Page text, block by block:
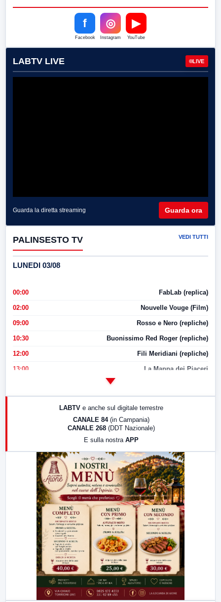
f
Facebook
◎
Instagram
▶
YouTube
LABTV LIVE LIVE
Guarda la diretta streaming Guarda ora
PALINSESTO TV VEDI TUTTI
LUNEDI 03/08
00:00 FabLab (replica)
02:00 Nouvelle Vouge (Film)
09:00 Rosso e Nero (repliche)
10:30 Buonissimo Red Roger (repliche)
12:00 Fili Meridiani (repliche)
13:00 La Mappa dei Piaceri
LabNews (replica)
LABTV e anche sul digitale terrestre
CANALE 84 (in Campania)
CANALE 268 (DDT Nazionale)
E sulla nostra APP